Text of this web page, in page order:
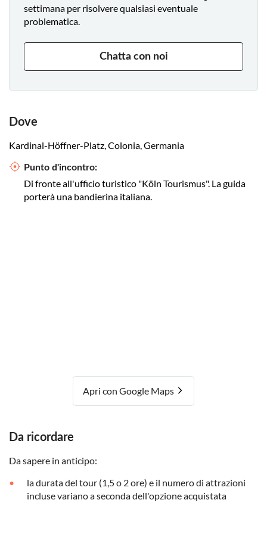
settimana per risolvere qualsiasi eventuale
problematica.
Chatta con noi
Dove
Kardinal-Höffner-Platz, Colonia, Germania
Punto d'incontro:
Di fronte all'ufficio turistico "Köln Tourismus". La guida
porterà una bandierina italiana.
Apri con Google Maps
Da ricordare
Da sapere in anticipo:
la durata del tour (1,5 o 2 ore) e il numero di attrazioni
incluse variano a seconda dell'opzione acquistata